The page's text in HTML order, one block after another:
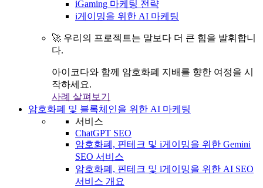
iGaming 마케팅 전략
i게이밍을 위한 AI 마케팅
🚀 우리의 프로젝트는 말보다 더 큰 힘을 발휘합니
다.
아이코다와 함께 암호화폐 지배를 향한 여정을 시
작하세요.
사례 살펴보기
암호화폐 및 블록체인을 위한 AI 마케팅
서비스
ChatGPT SEO
암호화폐, 핀테크 및 i게이밍을 위한 Gemini
SEO 서비스
암호화폐, 핀테크 및 i게이밍을 위한 AI SEO
서비스 개요